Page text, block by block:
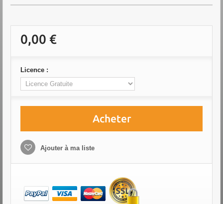
0,00 €
Licence :
Acheter
Ajouter à ma liste